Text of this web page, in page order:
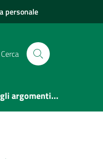
personale
Cerca
argomenti...